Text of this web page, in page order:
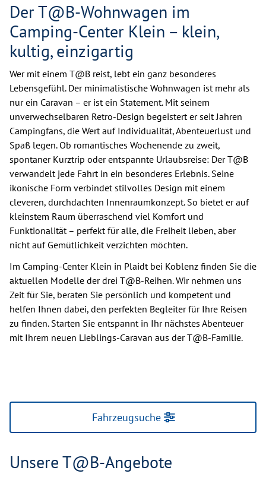
Der T@B-Wohnwagen im
Camping-Center Klein – klein,
kultig, einzigartig
Wer mit einem T@B reist, lebt ein ganz besonderes
Lebensgefühl. Der minimalistische Wohnwagen ist mehr als
nur ein Caravan – er ist ein Statement. Mit seinem
unverwechselbaren Retro-Design begeistert er seit Jahren
Campingfans, die Wert auf Individualität, Abenteuerlust und
Spaß legen. Ob romantisches Wochenende zu zweit,
spontaner Kurztrip oder entspannte Urlaubsreise: Der T@B
verwandelt jede Fahrt in ein besonderes Erlebnis. Seine
ikonische Form verbindet stilvolles Design mit einem
cleveren, durchdachten Innenraumkonzept. So bietet er auf
kleinstem Raum überraschend viel Komfort und
Funktionalität – perfekt für alle, die Freiheit lieben, aber
nicht auf Gemütlichkeit verzichten möchten.
Im Camping-Center Klein in Plaidt bei Koblenz finden Sie die
aktuellen Modelle der drei T@B-Reihen. Wir nehmen uns
Zeit für Sie, beraten Sie persönlich und kompetent und
helfen Ihnen dabei, den perfekten Begleiter für Ihre Reisen
zu finden. Starten Sie entspannt in Ihr nächstes Abenteuer
mit Ihrem neuen Lieblings-Caravan aus der T@B-Familie.
Fahrzeugsuche
Unsere T@B-Angebote